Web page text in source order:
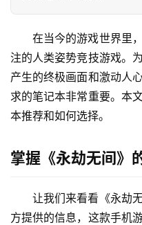
在当今的游戏世界里
注的人类姿势竞技游戏。
产生的终极画面和激动人
求的笔记本非常重要。本
本推荐和如何选择。
掌握《永劫无间》
让我们来看看《永劫
方提供的信息，这款手机